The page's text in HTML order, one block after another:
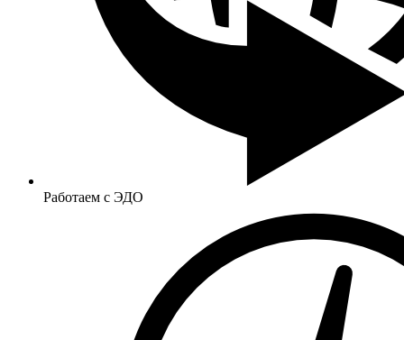
Работаем с ЭДО